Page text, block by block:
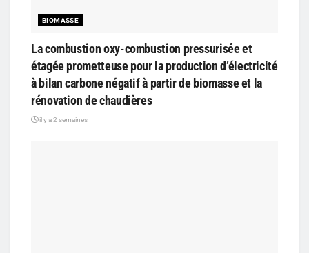
BIOMASSE
La combustion oxy-combustion pressurisée et
étagée prometteuse pour la production d’électricité
à bilan carbone négatif à partir de biomasse et la
rénovation de chaudières
il y a 2 semaines